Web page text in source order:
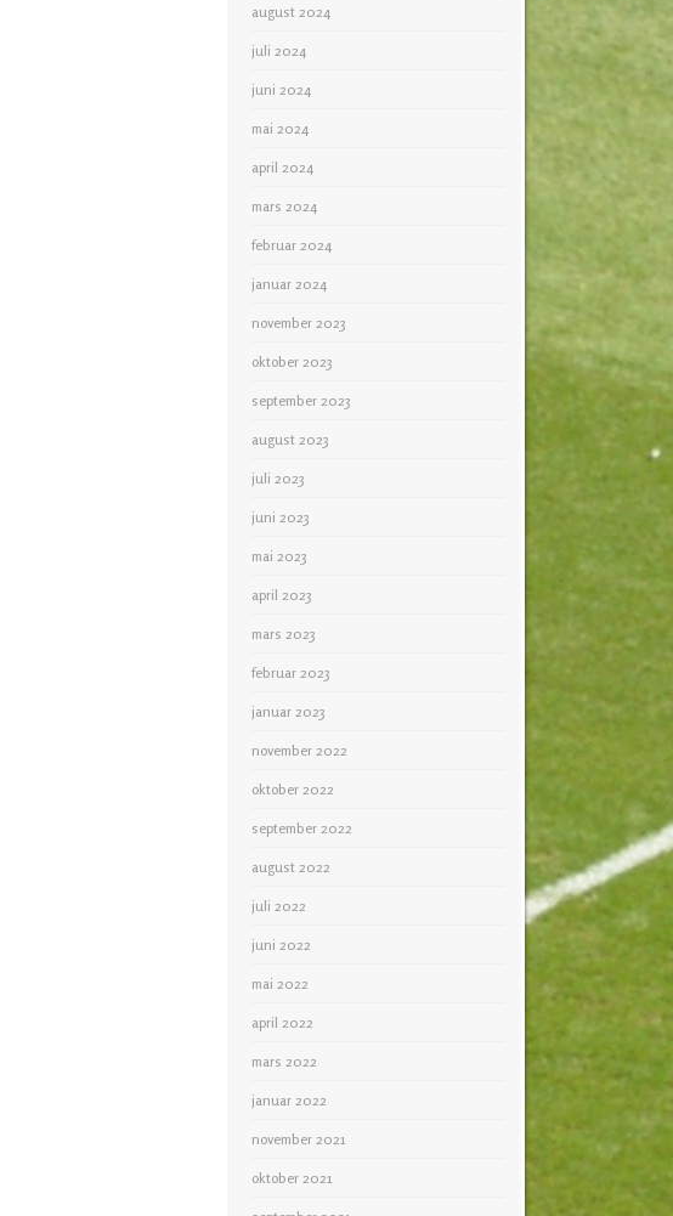
august 2024
juli 2024
juni 2024
mai 2024
april 2024
mars 2024
februar 2024
januar 2024
november 2023
oktober 2023
september 2023
august 2023
juli 2023
juni 2023
mai 2023
april 2023
mars 2023
februar 2023
januar 2023
november 2022
oktober 2022
september 2022
august 2022
juli 2022
juni 2022
mai 2022
april 2022
mars 2022
januar 2022
november 2021
oktober 2021